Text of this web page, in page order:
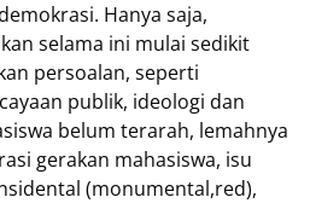
Hanya saja,
selama ini mulai sedikit
persoalan, seperti
publik, ideologi dan
belum terarah, lemahnya
gerakan mahasiswa, isu
(monumental,red),